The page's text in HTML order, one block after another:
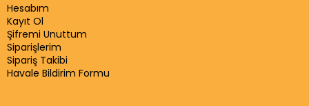
Hesabım
Kayıt Ol
Şifremi Unuttum
Siparişlerim
Sipariş Takibi
Havale Bildirim Formu